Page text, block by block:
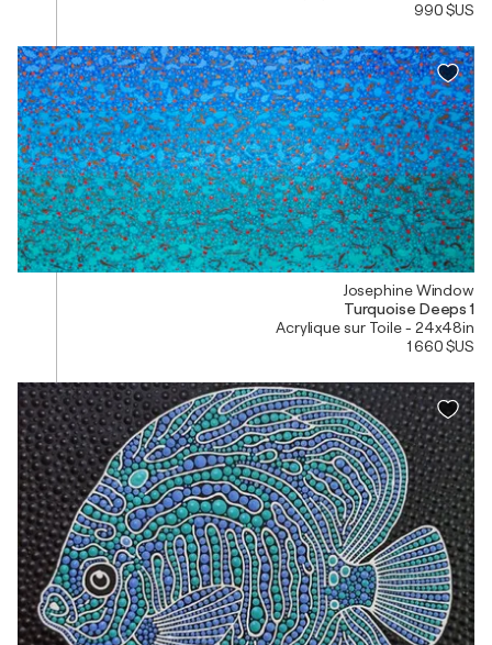
990 $US
Josephine Window
Turquoise Deeps 1
Acrylique sur Toile - 24x48in
1 660 $US